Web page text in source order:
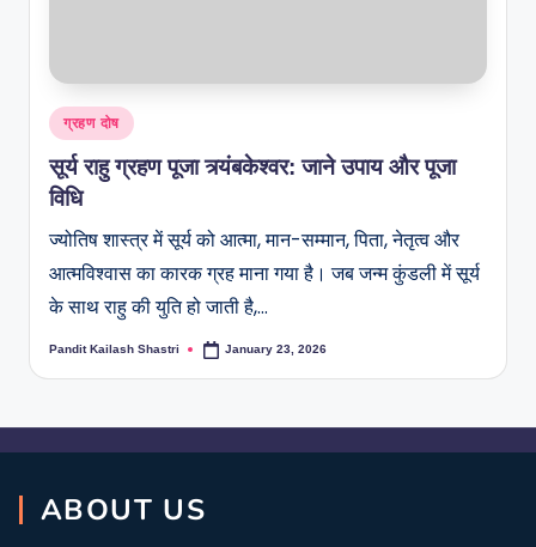
ग्रहण दोष
सूर्य राहु ग्रहण पूजा त्र्यंबकेश्वर: जाने उपाय और पूजा
विधि
ज्योतिष शास्त्र में सूर्य को आत्मा, मान-सम्मान, पिता, नेतृत्व और
आत्मविश्वास का कारक ग्रह माना गया है। जब जन्म कुंडली में सूर्य
के साथ राहु की युति हो जाती है,…
Pandit Kailash Shastri January 23, 2026
ABOUT US